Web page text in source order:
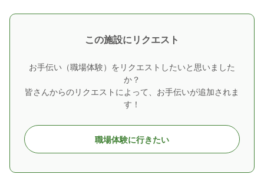
この施設にリクエスト
お手伝い（職場体験）をリクエストしたいと思いました
か？
皆さんからのリクエストによって、お手伝いが追加されま
す！
職場体験に行きたい